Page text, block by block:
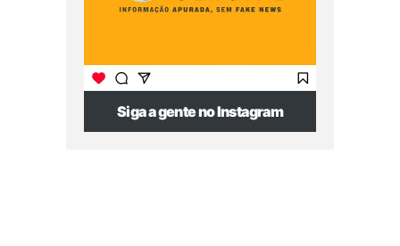
Siga a gente no Instagram